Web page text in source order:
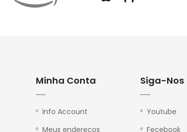
Minha Conta
Info Account
Meus endereços
Siga-Nos
Youtube
Fecebook